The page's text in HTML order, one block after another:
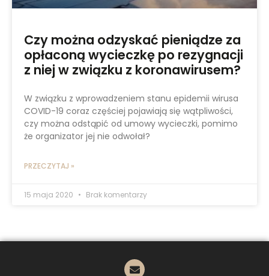
Czy można odzyskać pieniądze za
opłaconą wycieczkę po rezygnacji
z niej w związku z koronawirusem?
W związku z wprowadzeniem stanu epidemii wirusa
COVID-19 coraz częściej pojawiają się wątpliwości,
czy można odstąpić od umowy wycieczki, pomimo
że organizator jej nie odwołał?
PRZECZYTAJ »
15 maja 2020 Brak komentarzy